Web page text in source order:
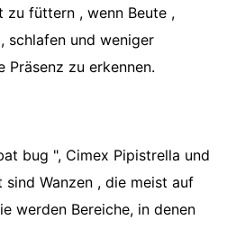
zu füttern , wenn Beute ,
schlafen und weniger
Präsenz zu erkennen.
bug ", Cimex Pipistrella und
Wanzen , die meist auf
werden Bereiche, in denen